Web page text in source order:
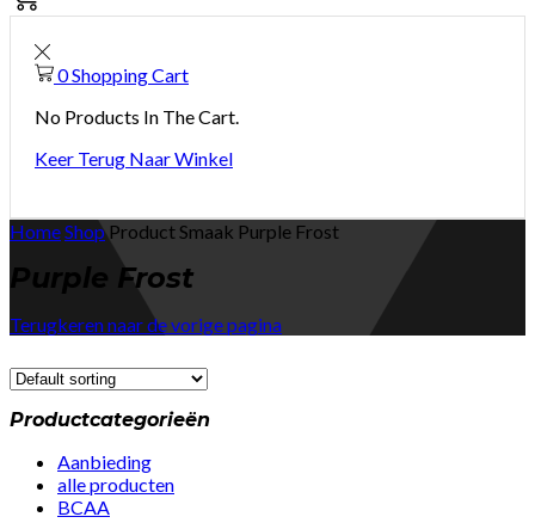
0Shopping Cart
No Products In The Cart.
Keer Terug Naar Winkel
HomeShop Product Smaak Purple Frost
Purple Frost
Terugkeren naar de vorige pagina
Productcategorieën
Aanbieding
alle producten
BCAA